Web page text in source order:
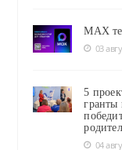
MAX
03
5
гранты
04